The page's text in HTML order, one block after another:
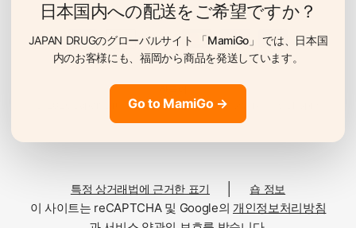
사용 과즙·소재 이탈리아산 카베르네 소비뇽 과즙 이탈리아 시
달콤새콤함 단맛 강하고 신맛 있음
과일 구미 기본파
🍽️ 섭취 방법
日本国内への配送をご希望ですか？
JAPAN DRUGのグローバルサイト 「MamiGo」
では、日本国
内のお客様にも、福岡から商品を発送しています。
Go to MamiGo →
국
가
/
경
© 2026 Japan Drug, All rights reserved. Powered by Shopify
특정 상거래법에 근거한 표기 숍 정보
이 사이트는 reCAPTCHA 및 Google의 개인정보처리방침